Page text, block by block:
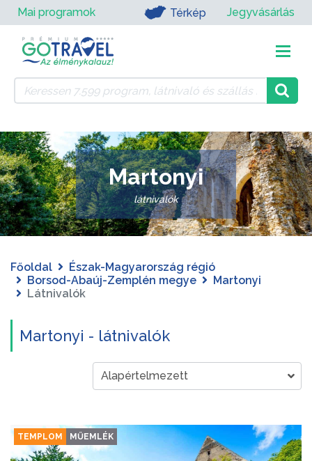
Mai programok Térkép Jegyvásárlás
Martonyi
látnivalók
Főoldal
Észak-Magyarország régió
Borsod-Abaúj-Zemplén megye
Martonyi
Látnivalók
Martonyi - látnivalók
TEMPLOM MŰEMLÉK